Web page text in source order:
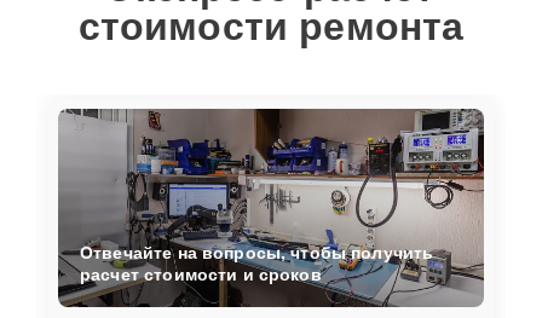
стоимости ремонта
Отвечайте на вопросы, чтобы получить
расчет стоимости и сроков